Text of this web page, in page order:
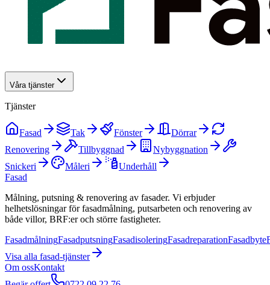
Våra tjänster
Tjänster
Fasad Tak Fönster
Dörrar
Renovering
Tillbyggnad
Nybyggnation
Snickeri
Måleri
Underhåll
Fasad
Målning, putsning & renovering av fasader. Vi erbjuder
helhetslösningar för fasadmålning, putsarbeten och renovering av
både villor, BRF:er och större fastigheter.
FasadmålningFasadputsningFasadisoleringFasadreparationFasadbyte
Visa alla fasad-tjänster
Om ossKontakt